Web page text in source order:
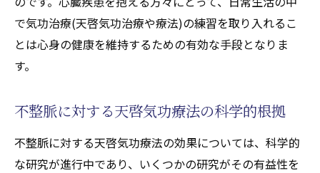
で気功治療(天啓気功治療や療法)の練習を取り入れるこ
とは心身の健康を維持するための有効な手段となりま
す。
不整脈に対する天啓気功療法の科学的根拠
不整脈に対する天啓気功療法の効果については、科学的
な研究が進行中であり、いくつかの研究がその有益性を